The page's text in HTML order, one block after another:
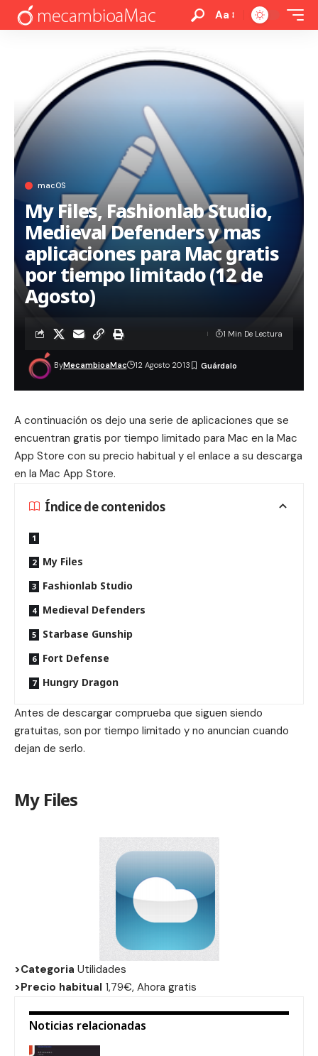
Aa
macOS
My Files, Fashionlab Studio,
Medieval Defenders y mas
aplicaciones para Mac gratis
por tiempo limitado (12 de
Agosto)
ByMecambioaMac 12 Agosto 2013
1 Min De Lectura
A continuación os dejo una serie de aplicaciones que se
encuentran gratis por tiempo limitado para Mac en la Mac
App Store con su precio habitual y el enlace a su descarga
en la Mac App Store.
Índice de contenidos
My Files
Fashionlab Studio
Medieval Defenders
Starbase Gunship
Fort Defense
Hungry Dragon
Antes de descargar comprueba que siguen siendo
gratuitas, son por tiempo limitado y no anuncian cuando
dejan de serlo.
My Files
>Categoria Utilidades
>Precio habitual 1,79€, Ahora gratis
Noticias relacionadas